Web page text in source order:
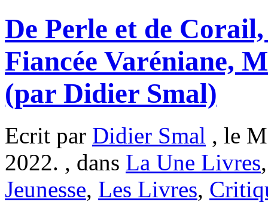
De Perle et de
Fiancée Varéniane,
(par Didier Smal)
Ecrit par Didier Smal , le
2022. , dans La Une Livres
Jeunesse, Les Livres,